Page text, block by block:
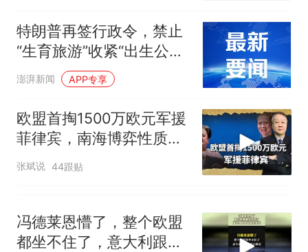
人生
特朗普再签行政令，禁止
“生育旅游”收紧“出生公民
权”
澎湃新闻 APP专享
欧盟首掏1500万欧元军援
菲律宾，南海博弈性质彻
底变了
张斌说 44跟贴
冯德莱恩懵了，整个欧盟
都坐不住了，意大利跟中